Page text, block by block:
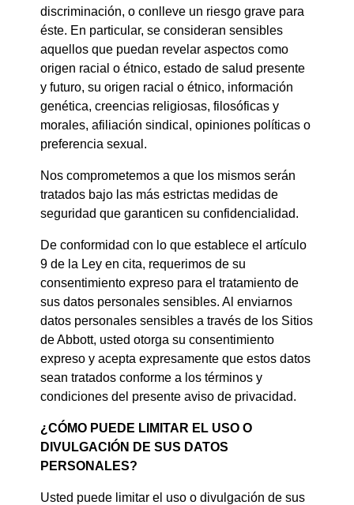
discriminación, o conlleve un riesgo grave para
éste. En particular, se consideran sensibles
aquellos que puedan revelar aspectos como
origen racial o étnico, estado de salud presente
y futuro, su origen racial o étnico, información
genética, creencias religiosas, filosóficas y
morales, afiliación sindical, opiniones políticas o
preferencia sexual.
Nos comprometemos a que los mismos serán
tratados bajo las más estrictas medidas de
seguridad que garanticen su confidencialidad.
De conformidad con lo que establece el artículo
9 de la Ley en cita, requerimos de su
consentimiento expreso para el tratamiento de
sus datos personales sensibles. Al enviarnos
datos personales sensibles a través de los Sitios
de Abbott, usted otorga su consentimiento
expreso y acepta expresamente que estos datos
sean tratados conforme a los términos y
condiciones del presente aviso de privacidad.
¿CÓMO PUEDE LIMITAR EL USO O
DIVULGACIÓN DE SUS DATOS
PERSONALES?
Usted puede limitar el uso o divulgación de sus